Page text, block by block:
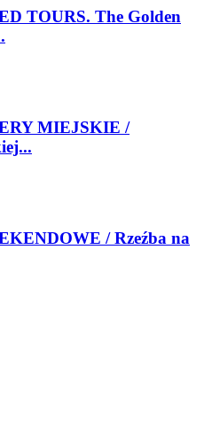
TOURS. The Golden
MIEJSKIE /
/ Rzeźba na